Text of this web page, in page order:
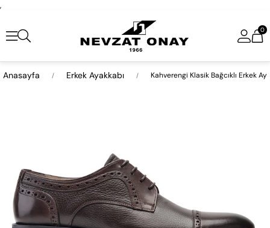
,
0
Anasayfa Erkek Ayakkabı Kahverengi Klasik Bağcıklı Erkek